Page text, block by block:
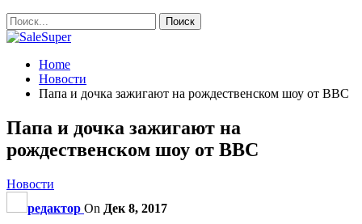
Home
Новости
Папа и дочка зажигают на рождественском шоу от BBC
Папа и дочка зажигают на
рождественском шоу от BBC
Новости
редактор On Дек 8, 2017